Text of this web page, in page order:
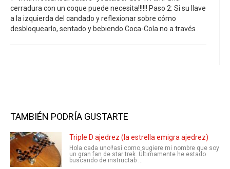
cerradura con un coque puede necesita!!!!!! Paso 2: Si su llave
a la izquierda del candado y reflexionar sobre cómo
desbloquearlo, sentado y bebiendo Coca-Cola no a través
TAMBIÉN PODRÍA GUSTARTE
Triple D ajedrez (la estrella emigra ajedrez)
Hola cada uno!!así como sugiere mi nombre que soy
un gran fan de star trek. Últimamente he estado
buscando de instructab ...